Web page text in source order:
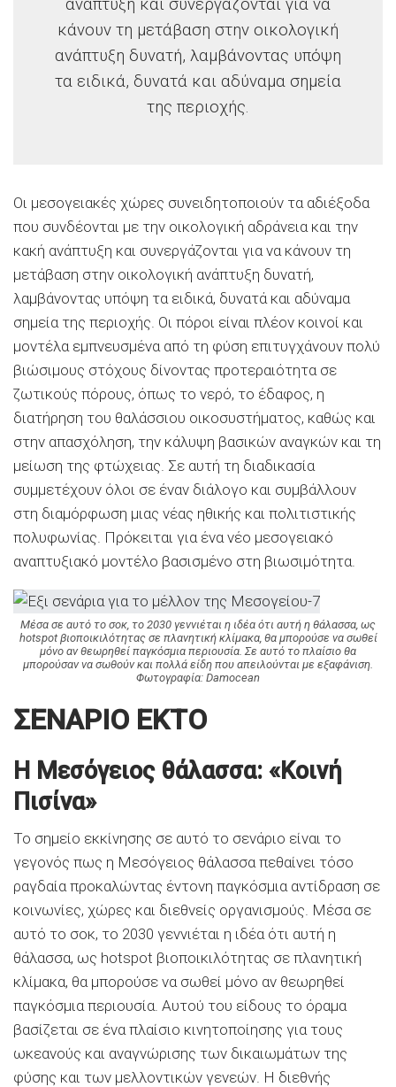
ανάπτυξη και συνεργάζονται για να
κάνουν τη μετάβαση στην οικολογική
ανάπτυξη δυνατή, λαμβάνοντας υπόψη
τα ειδικά, δυνατά και αδύναμα σημεία
της περιοχής.
Οι μεσογειακές χώρες συνειδητοποιούν τα αδιέξοδα
που συνδέονται με την οικολογική αδράνεια και την
κακή ανάπτυξη και συνεργάζονται για να κάνουν τη
μετάβαση στην οικολογική ανάπτυξη δυνατή,
λαμβάνοντας υπόψη τα ειδικά, δυνατά και αδύναμα
σημεία της περιοχής. Οι πόροι είναι πλέον κοινοί και
μοντέλα εμπνευσμένα από τη φύση επιτυγχάνουν πολύ
βιώσιμους στόχους δίνοντας προτεραιότητα σε
ζωτικούς πόρους, όπως το νερό, το έδαφος, η
διατήρηση του θαλάσσιου οικοσυστήματος, καθώς και
στην απασχόληση, την κάλυψη βασικών αναγκών και τη
μείωση της φτώχειας. Σε αυτή τη διαδικασία
συμμετέχουν όλοι σε έναν διάλογο και συμβάλλουν
στη διαμόρφωση μιας νέας ηθικής και πολιτιστικής
πολυφωνίας. Πρόκειται για ένα νέο μεσογειακό
αναπτυξιακό μοντέλο βασισμένο στη βιωσιμότητα.
Μέσα σε αυτό το σοκ, το 2030 γεννιέται η ιδέα ότι αυτή η θάλασσα, ως
hotspot βιοποικιλότητας σε πλανητική κλίμακα, θα μπορούσε να σωθεί
μόνο αν θεωρηθεί παγκόσμια περιουσία. Σε αυτό το πλαίσιο θα
μπορούσαν να σωθούν και πολλά είδη που απειλούνται με εξαφάνιση.
Φωτογραφία: Damocean
ΣΕΝΑΡΙΟ ΕΚΤΟ
Η Μεσόγειος θάλασσα: «Κοινή
Πισίνα»
Το σημείο εκκίνησης σε αυτό το σενάριο είναι το
γεγονός πως η Μεσόγειος θάλασσα πεθαίνει τόσο
ραγδαία προκαλώντας έντονη παγκόσμια αντίδραση σε
κοινωνίες, χώρες και διεθνείς οργανισμούς. Μέσα σε
αυτό το σοκ, το 2030 γεννιέται η ιδέα ότι αυτή η
θάλασσα, ως hotspot βιοποικιλότητας σε πλανητική
κλίμακα, θα μπορούσε να σωθεί μόνο αν θεωρηθεί
παγκόσμια περιουσία. Αυτού του είδους το όραμα
βασίζεται σε ένα πλαίσιο κινητοποίησης για τους
ωκεανούς και αναγνώρισης των δικαιωμάτων της
φύσης και των μελλοντικών γενεών. Η διεθνής